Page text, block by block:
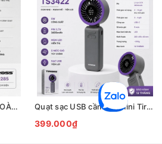
QUẠT TÍCH ĐIỆN TUẦN HOÀN ĐỂ BÀN TIROSS TS2285 Quạt sạc USB cầm tay mini Tiross TS3422
399.000₫